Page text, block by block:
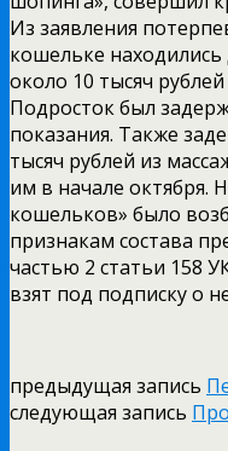
Из заявления
кошельке
около 10 тысяч
Подросток был
показания. Также
тысяч рублей из
им в начале октября.
кошельков» было
признакам состава
частью 2 статьи 158
взят под подписку о
предыдущая запись
следующая запись